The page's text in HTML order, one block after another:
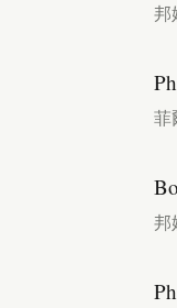
邦
菲
邦